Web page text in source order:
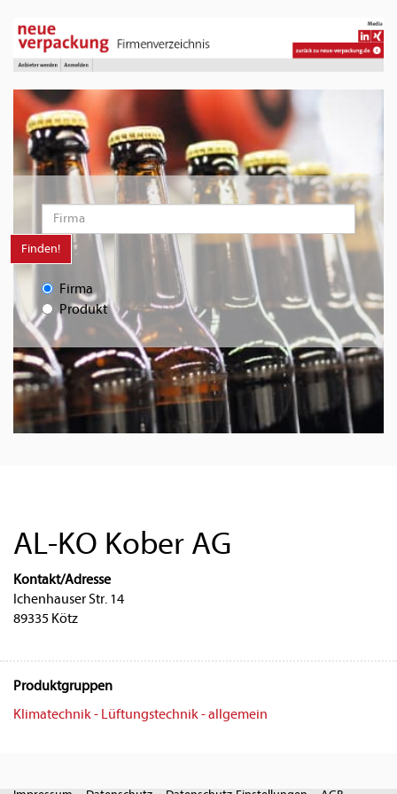
Finden!
Firma
Produkt
AL-KO Kober AG
Kontakt/Adresse
Ichenhauser Str. 14
89335 Kötz
Produktgruppen
Klimatechnik - Lüftungstechnik - allgemein